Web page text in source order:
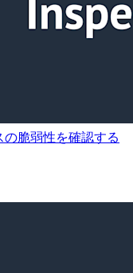
脆弱性を確認する